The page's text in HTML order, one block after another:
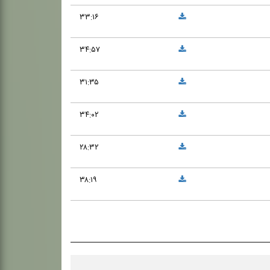
۳۳:۱۶
۳۴:۵۷
۳۱:۳۵
۳۴:۰۲
۲۸:۳۲
۳۸:۱۹